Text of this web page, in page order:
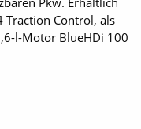
Traction Control, als
l-Motor BlueHDi 100